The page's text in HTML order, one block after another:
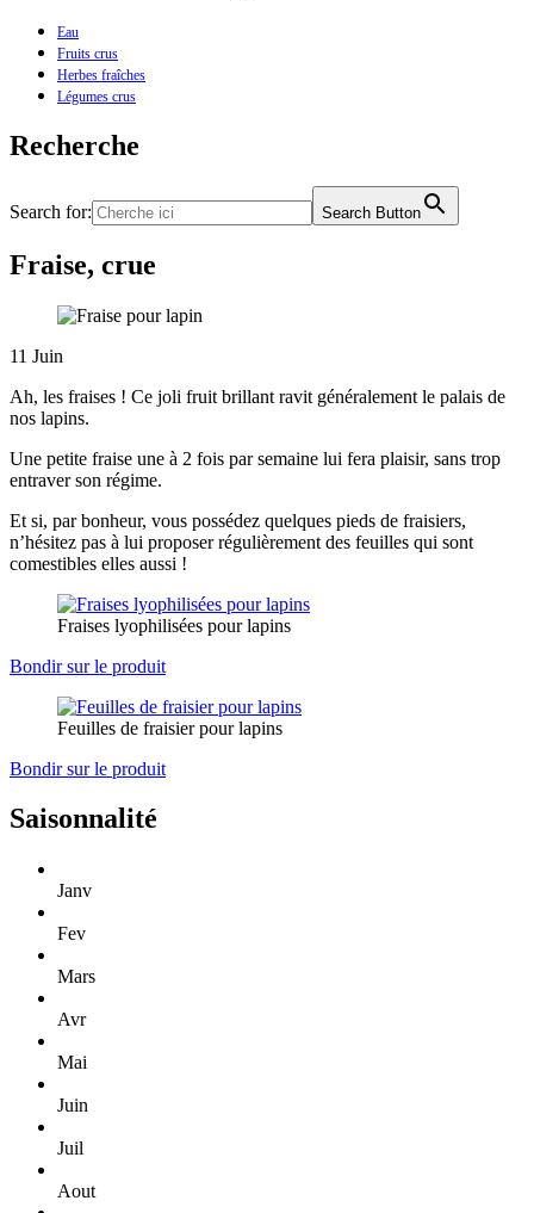
Eau
Fruits crus
Herbes fraîches
Légumes crus
Recherche
Search for: Search Button
Fraise, crue
11 Juin
Ah, les fraises ! Ce joli fruit brillant ravit généralement le palais de
nos lapins.
Une petite fraise une à 2 fois par semaine lui fera plaisir, sans trop
entraver son régime.
Et si, par bonheur, vous possédez quelques pieds de fraisiers,
n’hésitez pas à lui proposer régulièrement des feuilles qui sont
comestibles elles aussi !
Fraises lyophilisées pour lapins
Bondir sur le produit
Feuilles de fraisier pour lapins
Bondir sur le produit
Saisonnalité
Janv
Fev
Mars
Avr
Mai
Juin
Juil
Aout